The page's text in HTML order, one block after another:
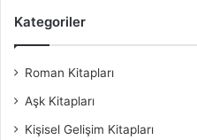
Kategoriler
Roman Kitapları
Aşk Kitapları
Kişisel Gelişim Kitapları